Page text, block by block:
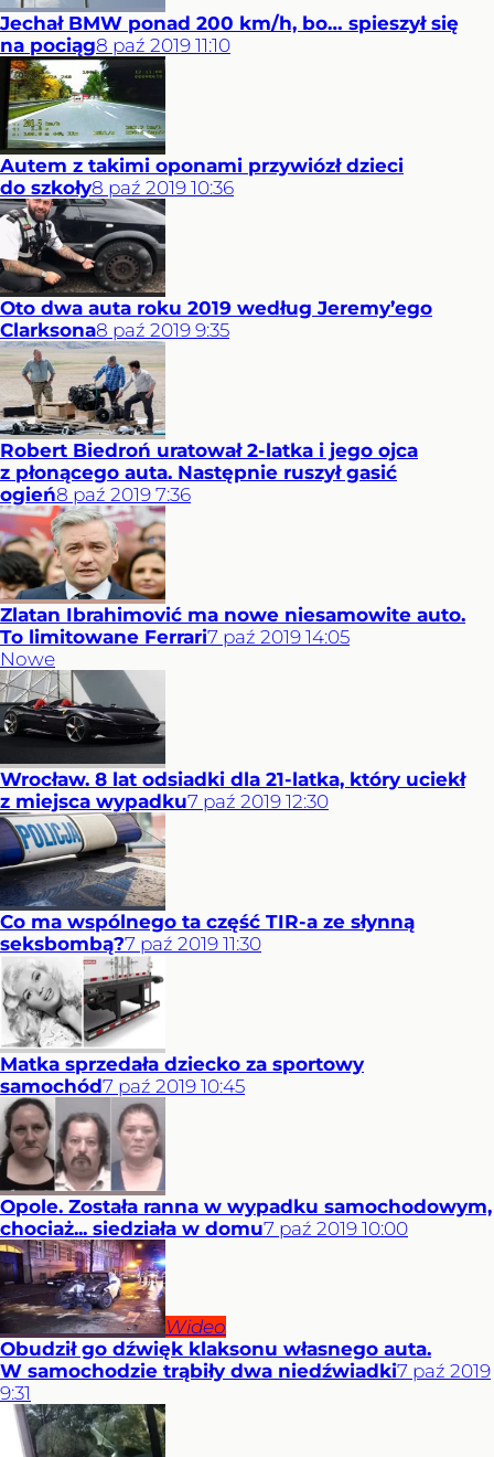
Jechał BMW ponad 200 km/h, bo… spieszył się
na pociąg8 paź 2019 11:10
Autem z takimi oponami przywiózł dzieci
do szkoły8 paź 2019 10:36
Oto dwa auta roku 2019 według Jeremy’ego
Clarksona8 paź 2019 9:35
Robert Biedroń uratował 2-latka i jego ojca
z płonącego auta. Następnie ruszył gasić
ogień8 paź 2019 7:36
Zlatan Ibrahimović ma nowe niesamowite auto.
To limitowane Ferrari7 paź 2019 14:05
Nowe
Wrocław. 8 lat odsiadki dla 21-latka, który uciekł
z miejsca wypadku7 paź 2019 12:30
Co ma wspólnego ta część TIR-a ze słynną
seksbombą?7 paź 2019 11:30
Matka sprzedała dziecko za sportowy
samochód7 paź 2019 10:45
Opole. Została ranna w wypadku samochodowym,
chociaż... siedziała w domu7 paź 2019 10:00
Wideo
Obudził go dźwięk klaksonu własnego auta.
W samochodzie trąbiły dwa niedźwiadki7 paź 2019
9:31